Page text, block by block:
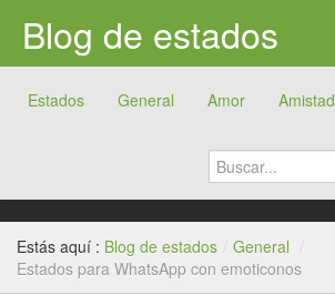
Blog de estados
Estados General Amor Amistad
Estás aquí : Blog de estados / General /
Estados para WhatsApp con emoticonos